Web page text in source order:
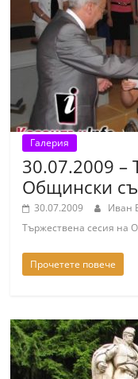
Галерия
30.07.2009 –
Общински
30.07.2009 Иван
Тържествена сесия на
Прочетете повече